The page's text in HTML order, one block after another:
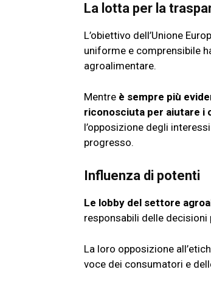
La lotta per la
L’obiettivo dell’Unione
uniforme e comprensibile
agroalimentare.
Mentre è sempre più
riconosciuta per aiutare i
l’opposizione degli
progresso.
Influenza di potenti
Le lobby del settore
responsabili delle decisioni
La loro opposizione
voce dei consumatori e